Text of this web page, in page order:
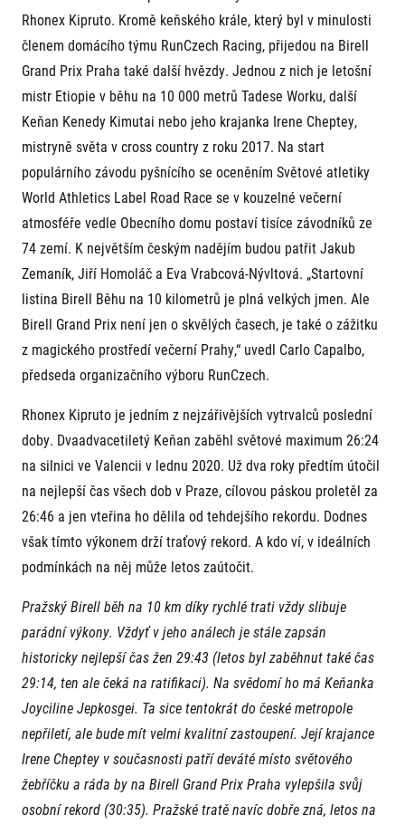
Mobilní aplikace RunCzech
Seznam závodů
EuroHeroes Challenge 2026
EuroHeroes Challenge 2025
EuroHeroes Challenge 2024
EuroHeroes Challenge 2023
EuroHeroes Challenge 2019
Systém bodování
O Napoli Running
RunCzech Halfs
Projekt RunCzech Halfs
Pro běžce
Pro závodníky
Pravidla a všeobecné informace
Vše k pojištění
Přeregistrace na jiného závodníka
Pověření k vyzvednutí čísla
Reklamace výsledků
Vaše Fotografie
Inspirace
Příběhy běžců
RunCzech Story
AIMS Race Calendar
Komunity
Prvoběžci
RunCzech Stars
dm rodinná míle
Český maratonský klub
RunCzech Pacers
Running Doctors
Středoškoláci
Charita
Seznam neziskových organizací
Běžím pro stromy
Užitečné
O nás
Náš tým
Naši partneři
Pro veřejnost
FAQ (Často kladené dotazy)
Dobrovolníci
Dárkové poukazy
Šablony k dárkovému poukazu ke stažení
Pro média
Aktuality
Akreditace a vše k závodům
Tiskové zprávy
Magazíny
RunCzech
Kariéra
All Runners Are Beautiful
RunCzech Racing
Ekofilozofie
Running Mall
Vítejte v Running Mall
Kalendář
Skupinové tréninky
Firemní tréninky
Titulární partneři
Rhonex Kipruto. Kromě keňského krále, který byl v minulosti
členem domácího týmu RunCzech Racing, přijedou na Birell
Grand Prix Praha také další hvězdy. Jednou z nich je letošní
mistr Etiopie v běhu na 10 000 metrů Tadese Worku, další
Keňan Kenedy Kimutai nebo jeho krajanka Irene Cheptey,
mistryně světa v cross country z roku 2017. Na start
populárního závodu pyšnícího se oceněním Světové atletiky
World Athletics Label Road Race se v kouzelné večerní
atmosféře vedle Obecního domu postaví tisíce závodníků ze
74 zemí. K největším českým nadějím budou patřit Jakub
Zemaník, Jiří Homoláč a Eva Vrabcová-Nývltová. „Startovní
listina Birell Běhu na 10 kilometrů je plná velkých jmen. Ale
Birell Grand Prix není jen o skvělých časech, je také o zážitku
z magického prostředí večerní Prahy,“ uvedl Carlo Capalbo,
předseda organizačního výboru RunCzech.
Rhonex Kipruto je jedním z nejzářivějších vytrvalců poslední
doby. Dvaadvacetiletý Keňan zaběhl světové maximum 26:24
na silnici ve Valencii v lednu 2020. Už dva roky předtím útočil
na nejlepší čas všech dob v Praze, cílovou páskou proletěl za
26:46 a jen vteřina ho dělila od tehdejšího rekordu. Dodnes
však tímto výkonem drží traťový rekord. A kdo ví, v ideálních
podmínkách na něj může letos zaútočit.
Pražský Birell běh na 10 km díky rychlé trati vždy slibuje
parádní výkony. Vždyť v jeho análech je stále zapsán
historicky nejlepší čas žen 29:43 (letos byl zaběhnut také čas
29:14, ten ale čeká na ratifikaci). Na svědomí ho má Keňanka
Joyciline Jepkosgei. Ta sice tentokrát do české metropole
nepřiletí, ale bude mít velmi kvalitní zastoupení. Její krajance
Irene Cheptey v současnosti patří deváté místo světového
žebříčku a ráda by na Birell Grand Prix Praha vylepšila svůj
osobní rekord (30:35). Pražské tratě navíc dobře zná, letos na